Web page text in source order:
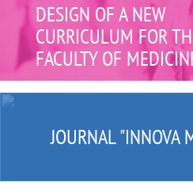
DESIGN OF A NEW
CURRICULUM FOR
FACULTY OF
JOURNAL "INNOVA